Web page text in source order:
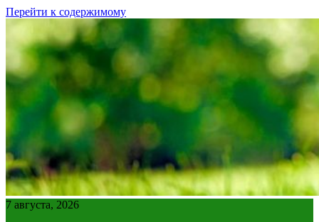
Перейти к содержимому
7 августа, 2026